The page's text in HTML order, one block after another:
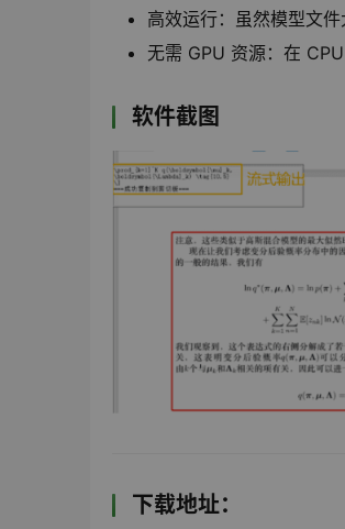
高效运行：虽然模型文
无需 GPU 资源：在
软件截图
下载地址：